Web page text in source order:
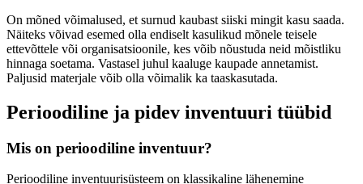
On mõned võimalused, et surnud kaubast siiski mingit kasu saada.
Näiteks võivad esemed olla endiselt kasulikud mõnele teisele
ettevõttele või organisatsioonile, kes võib nõustuda neid mõistliku
hinnaga soetama. Vastasel juhul kaaluge kaupade annetamist.
Paljusid materjale võib olla võimalik ka taaskasutada.
Perioodiline ja pidev inventuuri tüübid
Mis on perioodiline inventuur?
Perioodiline inventuurisüsteem on klassikaline lähenemine